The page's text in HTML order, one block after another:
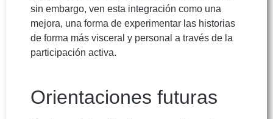
sin embargo, ven esta integración como una
mejora, una forma de experimentar las historias
de forma más visceral y personal a través de la
participación activa.
Orientaciones futuras